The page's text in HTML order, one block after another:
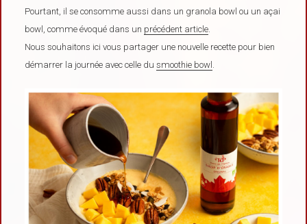
Pourtant, il se consomme aussi dans un granola bowl ou un açai
bowl, comme évoqué dans un précédent article
Nous souhaitons ici vous partager une nouvelle recette pour bien
démarrer la journée avec celle dusmoothie bowl